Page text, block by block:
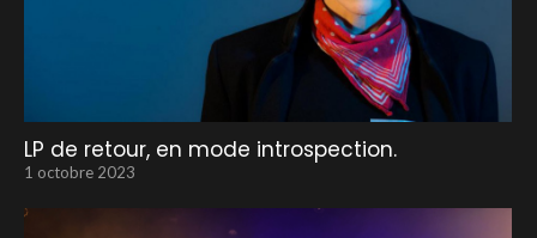
LP de retour, en mode introspection.
1 octobre 2023